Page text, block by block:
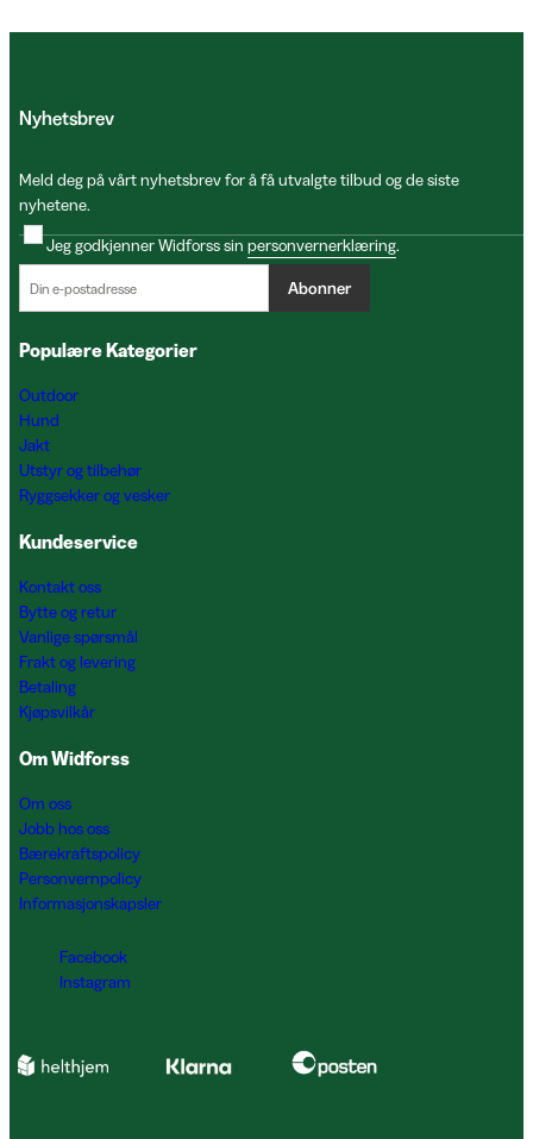
Nyhetsbrev
Meld deg på vårt nyhetsbrev for å få utvalgte tilbud og de siste
nyhetene.
Jeg godkjenner Widforss sin personvernerklæring.
Abonner
Populære Kategorier
Outdoor
Hund
Jakt
Utstyr og tilbehør
Ryggsekker og vesker
Kundeservice
Kontakt oss
Bytte og retur
Vanlige spørsmål
Frakt og levering
Betaling
Kjøpsvilkår
Om Widforss
Om oss
Jobb hos oss
Bærekraftspolicy
Personvernpolicy
Informasjonskapsler
Facebook
Instagram